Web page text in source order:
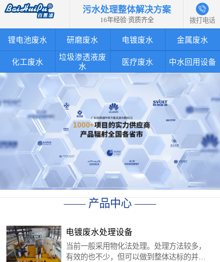
污水处理整体解决方案
16年经验·资质齐全 拨打电话
锂电池废水 研磨废水 电镀废水 金属废水
化工废水
垃圾渗透液废
水
医疗废水 中水回用设备
—— 产品中心 ——
电镀废水处理设备
当前一般采用物化法处理。处理方法较多，
有效的也不少，但可以做到整体达标的并不